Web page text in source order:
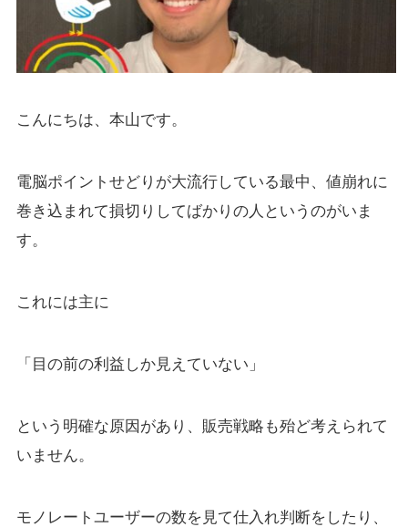
こんにちは、本山です。
電脳ポイントせどりが大流行している最中、値崩れに
巻き込まれて損切りしてばかりの人というのがいま
す。
これには主に
「目の前の利益しか見えていない」
という明確な原因があり、販売戦略も殆ど考えられて
いません。
モノレートユーザーの数を見て仕入れ判断をしたり、